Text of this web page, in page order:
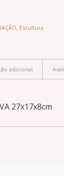
, Escultura
adicional
27x17x8cm